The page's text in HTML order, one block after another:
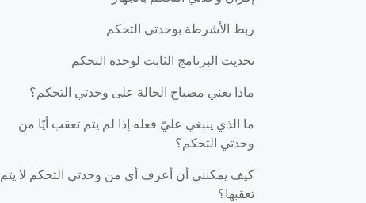
ربط الأشرطة بوحدتي التحكم
تحديث البرنامج الثابت لوحدة التحكم
ماذا يعني مصباح الحالة على وحدتي التحكم؟
ما الذي ينبغي عليّ فعله إذا لم يتم تعقب أيًا من
وحدتي التحكم؟
كيف يمكنني أن أعرف أي من وحدتي التحكم لا يتم
تعقبها؟